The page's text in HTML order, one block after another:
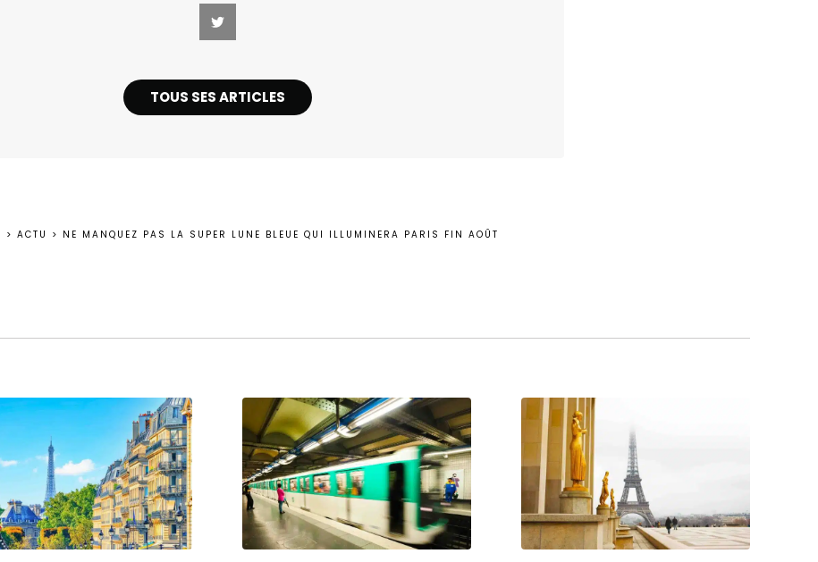
TOUS SES ARTICLES
> ACTU > NE MANQUEZ PAS LA SUPER LUNE BLEUE QUI ILLUMINERA PARIS FIN AOÛT